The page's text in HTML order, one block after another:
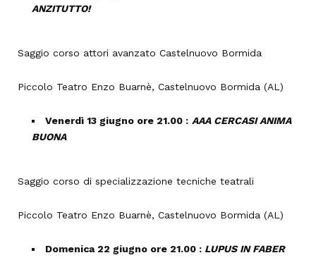
ANZITUTTO!
Saggio corso attori avanzato Castelnuovo Bormida
Piccolo Teatro Enzo Buarnè, Castelnuovo Bormida (AL)
Venerdì 13 giugno ore 21.00 : AAA CERCASI ANIMA
BUONA
Saggio corso di specializzazione tecniche teatrali
Piccolo Teatro Enzo Buarnè, Castelnuovo Bormida (AL)
Domenica 22 giugno ore 21.00 : LUPUS IN FABER